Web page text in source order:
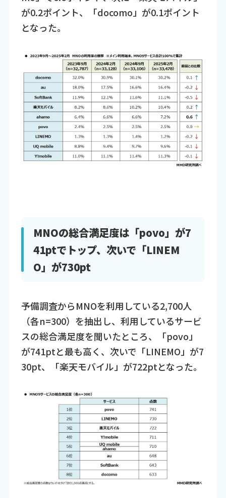
が0.2ポイント、「docomo」が0.1ポイント
となった。
MNOの総合満足度は「povo」が7
41ptでトップ、次いで「LINEM
O」が730pt
予備調査からMNOを利用している2,700人
（各n=300）を抽出し、利用しているサービ
スの総合満足度を聞いたところ、「povo」
が741ptと最も高く、次いで「LINEMO」が7
30pt、「楽天モバイル」が722ptとなった。